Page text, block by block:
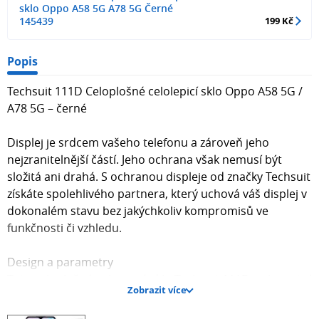
sklo Oppo A58 5G A78 5G Černé
145439
199 Kč
Popis
Techsuit 111D Celoplošné celolepicí sklo Oppo A58 5G /
A78 5G – černé
Displej je srdcem vašeho telefonu a zároveň jeho
nejzranitelnější částí. Jeho ochrana však nemusí být
složitá ani drahá. S ochranou displeje od značky Techsuit
získáte spolehlivého partnera, který uchová váš displej v
dokonalém stavu bez jakýchkoliv kompromisů ve
funkčnosti či vzhledu.
Design a parametry
černé barvě je navrženo tak, aby dokonale splynulo s
designem vašeho telefonu. Díky preciznímu zakřivení
Zobrazit více